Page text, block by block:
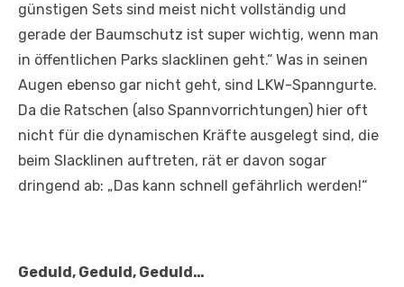
günstigen Sets sind meist nicht vollständig und
gerade der Baumschutz ist super wichtig, wenn man
in öffentlichen Parks slacklinen geht.“ Was in seinen
Augen ebenso gar nicht geht, sind LKW-Spanngurte.
Da die Ratschen (also Spannvorrichtungen) hier oft
nicht für die dynamischen Kräfte ausgelegt sind, die
beim Slacklinen auftreten, rät er davon sogar
dringend ab: „Das kann schnell gefährlich werden!“
Geduld, Geduld, Geduld…